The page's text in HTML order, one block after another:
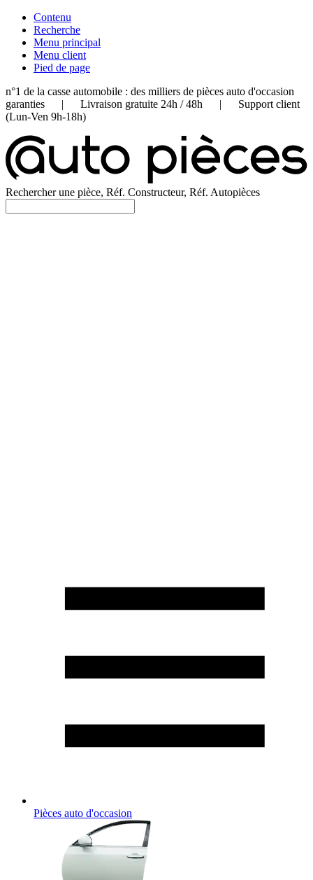
Contenu
Recherche
Menu principal
Menu client
Pied de page
n°1 de la casse automobile : des milliers de pièces auto d'occasion
garanties | Livraison gratuite 24h / 48h | Support client
(Lun-Ven 9h-18h)
Rechercher une pièce, Réf. Constructeur, Réf. Autopièces
Pièces auto d'occasion